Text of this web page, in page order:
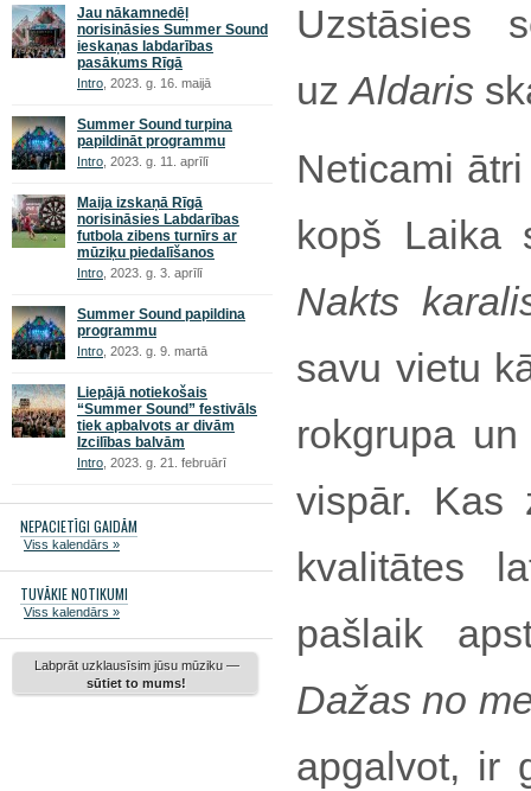
Jau nākamnedēļ
norisināsies Summer Sound
ieskaņas labdarības
pasākums Rīgā
Intro , 2023. g. 16. maijā
Summer Sound turpina
papildināt programmu
Intro , 2023. g. 11. aprīlī
Maija izskaņā Rīgā
norisināsies Labdarības
futbola zibens turnīrs ar
mūziķu piedalīšanos
Intro , 2023. g. 3. aprīlī
Summer Sound papildina
programmu
Intro , 2023. g. 9. martā
Liepājā notiekošais
“Summer Sound” festivāls
tiek apbalvots ar divām
Izcilības balvām
Intro , 2023. g. 21. februārī
NEPACIETĪGI GAIDĀM
Viss kalendārs »
TUVĀKIE NOTIKUMI
Viss kalendārs »
Labprāt uzklausīsim jūsu mūziku —
sūtiet to mums!
Uzstāsies
uzAldaris
Neticami
kopš Laika
Nakts
savu vietu
rokgrupa
vispār. Kas
kvalitātes
pašlaik
Dažas no
apgalvot, ir